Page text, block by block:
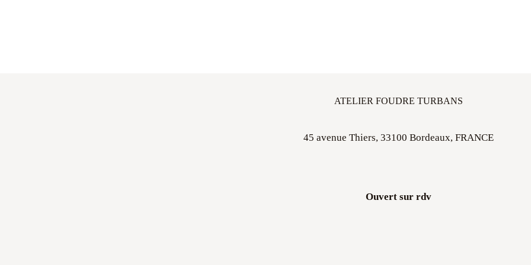
ATELIER FOUDRE TURBANS
45 avenue Thiers, 33100 Bordeaux, FRANCE
Ouvert sur rdv